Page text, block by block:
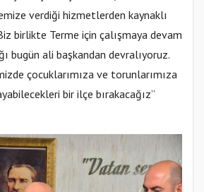
verdiği hizmetlerden kaynaklı
birlikte Terme için çalışmaya devam
bugün ali başkandan devralıyoruz.
çocuklarımıza ve torunlarımıza
bir ilçe bırakacağız”